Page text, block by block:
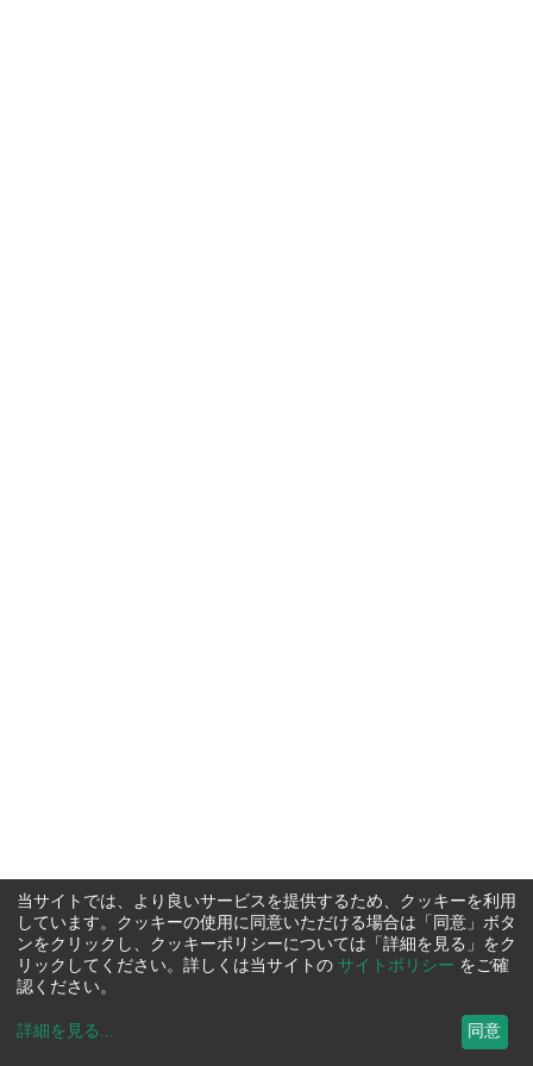
当サイトでは、より良いサービスを提供するため、クッキーを利用
しています。クッキーの使用に同意いただける場合は「同意」ボタ
ンをクリックし、クッキーポリシーについては「詳細を見る」をク
リックしてください。詳しくは当サイトの サイトポリシー をご確
認ください。
詳細を見る ... 同意